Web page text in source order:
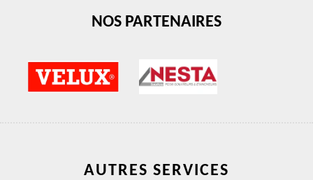
NOS PARTENAIRES
AUTRES SERVICES